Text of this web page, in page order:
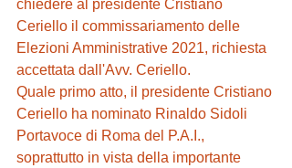
chiedere al presidente Cristiano
Ceriello il commissariamento delle
Elezioni Amministrative 2021, richiesta
accettata dall'Avv. Ceriello.
Quale primo atto, il presidente Cristiano
Ceriello ha nominato Rinaldo Sidoli
Portavoce di Roma del P.A.I.,
soprattutto in vista della importante